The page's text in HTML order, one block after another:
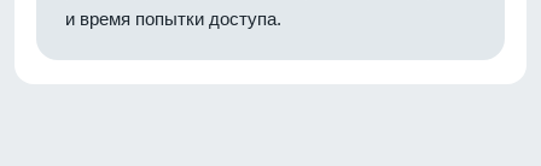
и время попытки доступа.